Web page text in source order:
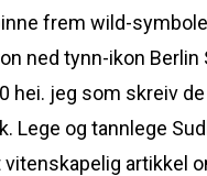
frem wild-
ned tynn-ikon
jeg som skreiv
Lege og tannlege
artikkel